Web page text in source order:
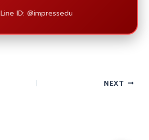
Line ID: @impressedu
NEXT